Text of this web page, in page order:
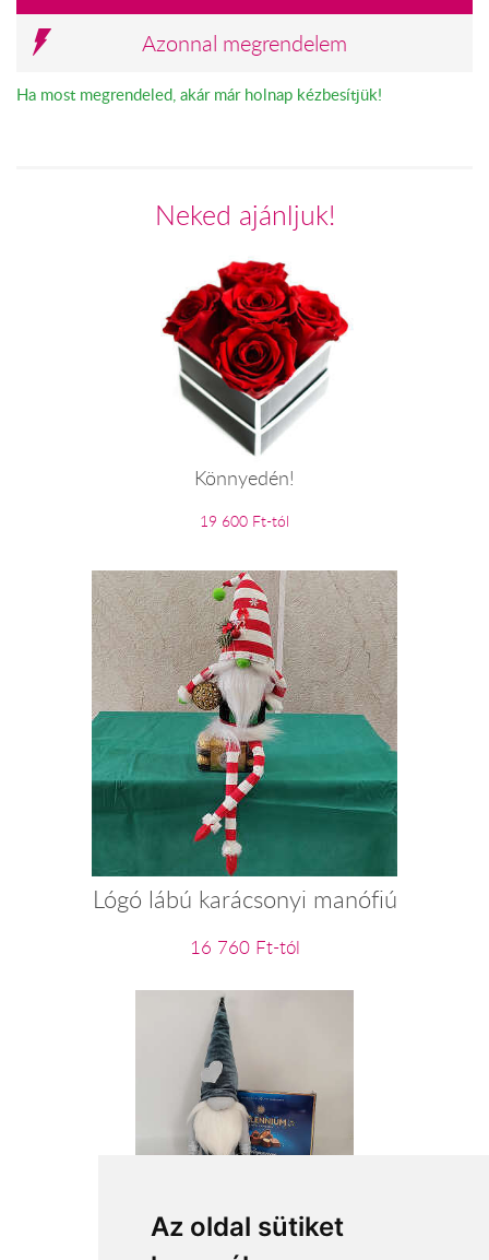
Az oldal sütiket
Azonnal megrendelem
Ha most megrendeled, akár már holnap kézbesítjük!
Neked ajánljuk!
Könnyedén!
19 600 Ft-tól
Lógó lábú karácsonyi manófiú
16 760 Ft-tól
Zöld-szürke manófiú